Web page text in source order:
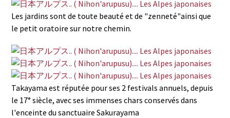
Les jardins sont de toute beauté et de "zenneté"ainsi que
le petit oratoire sur notre chemin.
Takayama est réputée pour ses 2 festivals annuels, depuis
le 17° siècle, avec ses immenses chars conservés dans
l'enceinte du sanctuaire Sakurayama